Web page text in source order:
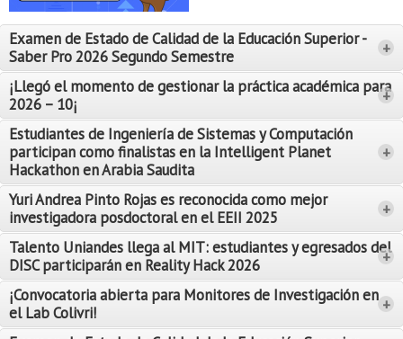
Examen de Estado de Calidad de la Educación Superior -
Saber Pro 2026 Segundo Semestre
+
Leer Más
¡Llegó el momento de gestionar la práctica académica para
2026 – 10¡
+
Leer Más
Estudiantes de Ingeniería de Sistemas y Computación
participan como finalistas en la Intelligent Planet
Hackathon en Arabia Saudita
+
Yuri Andrea Pinto Rojas es reconocida como mejor
investigadora posdoctoral en el EEII 2025
+
Talento Uniandes llega al MIT: estudiantes y egresados del
DISC participarán en Reality Hack 2026
+
¡Convocatoria abierta para Monitores de Investigación en
el Lab Colivri!
+
Proyecto de grado
Reingreso
Reintegro
Retiro voluntario
Transferencia
Tarifas
Grado